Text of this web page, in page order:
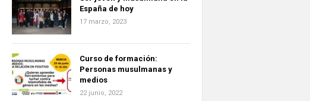
España de hoy
17 marzo, 2023
Curso de formación:
Personas musulmanas y
medios
22 junio, 2022